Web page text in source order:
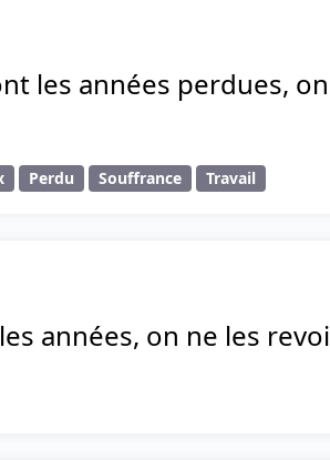
les années perdues,
Perdu Souffrance Travail
années, on ne les